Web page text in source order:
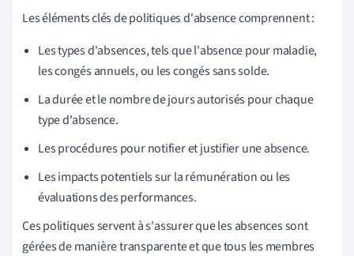
Les éléments clés de politiques d'absence comprennent :
Les types d'absences, tels que l'absence pour maladie,
les congés annuels, ou les congés sans solde.
La durée et le nombre de jours autorisés pour chaque
type d'absence.
Les procédures pour notifier et justifier une absence.
Les impacts potentiels sur la rémunération ou les
évaluations des performances.
Ces politiques servent à s'assurer que les absences sont
gérées de manière transparente et que tous les membres